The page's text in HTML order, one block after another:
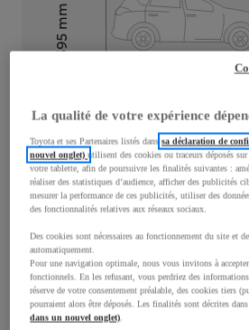
Hauteur
1 595
mm
Consommation mixte
La qualité de votre expérience
Toyota et ses Partenaires listés danssa déclaration de
nouvel onglet)utilisent des cookies ou traceurs déposés
votre tablette, afin de poursuivre les finalités suivantes :
réaliser des statistiques d’audience, afficher des publicités
mesurer la performance de ces publicités, utiliser des
des fonctionnalités relatives aux réseaux sociaux.
Des cookies sont nécessaires au fonctionnement du site et
automatiquement.
Pour une navigation optimale, nous vous invitons à
fonctionnels. En les refusant, vous perdriez des
réserve de votre consentement préalable, des cookies tiers
pourraient alors être déposés. Les finalités sont décrites
dans un nouvel onglet).